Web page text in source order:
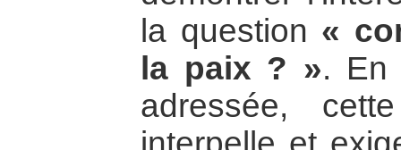
la question «
la paix ? ». En
adressée,